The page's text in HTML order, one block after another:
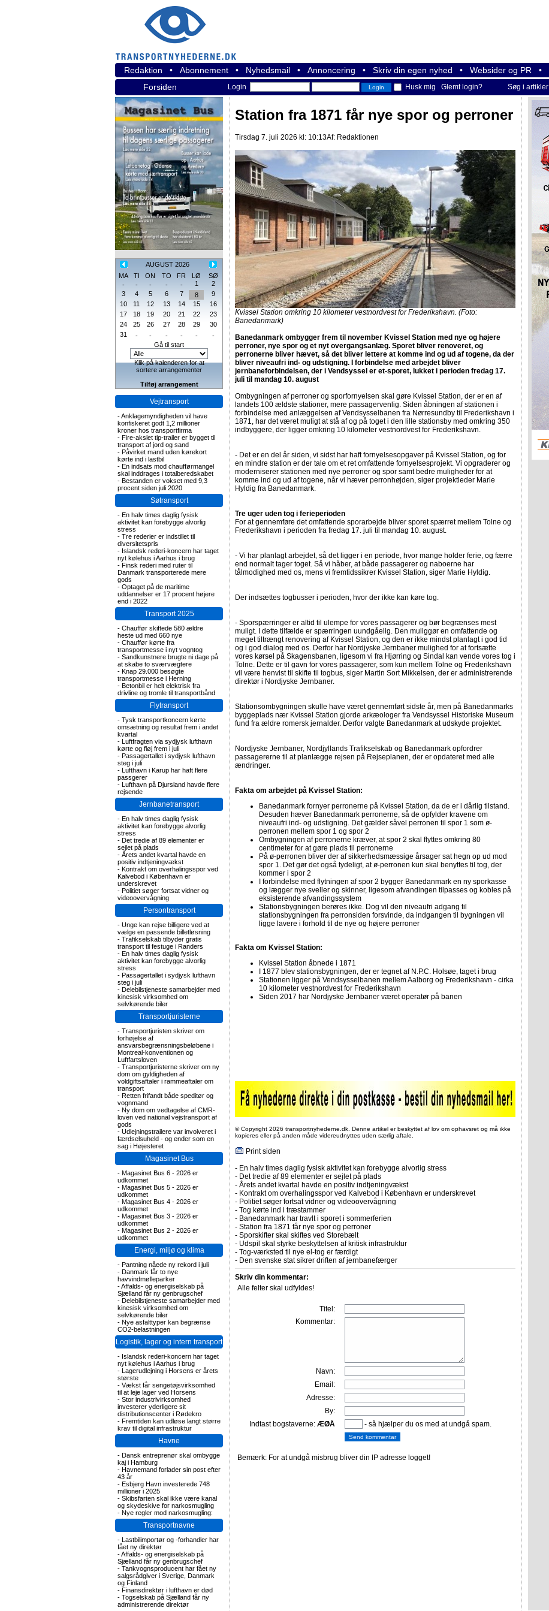
Redaktion • Abonnement • Nyhedsmail • Annoncering • Skriv din egen nyhed • Websider og PR •
Forsiden
Login Husk mig Glemt login? Søg i artikler
AUGUST 2026
MA
TI ON TO FR LØ
SØ
-
- - - - 1
2
3
4 5 6 7 8
9
10
11 12 13 14 15
16
17
18 19 20 21 22
23
24
25 26 27 28 29
30
31
- - - - -
-
Gå til start
Klik på kalenderen for at
sortere arrangementer
Tilføj arrangement
Vejtransport
-Anklagemyndigheden vil have
konfiskeret godt 1,2 millioner
kroner hos transportfirma
- Fire-akslet tip-trailer er bygget til
transport af jord og sand
- Påvirket mand uden kørekort
kørte ind i lastbil
- En indsats mod chaufførmangel
skal inddrages i totalberedskabet
- Bestanden er vokset med 9,3
procent siden juli 2020
Søtransport
- En halv times daglig fysisk
aktivitet kan forebygge alvorlig
stress
- Tre rederier er indstillet til
diversitetspris
- Islandsk rederi-koncern har taget
nyt kølehus i Aarhus i brug
- Finsk rederi med ruter til
Danmark transporterede mere
gods
- Optaget på de maritime
uddannelser er 17 procent højere
end i 2022
Transport 2025
- Chauffør skiftede 580 ældre
heste ud med 660 nye
- Chauffør kørte fra
transportmesse i nyt vogntog
- Sandkunstnere brugte ni dage på
at skabe to sværvægtere
- Knap 29.000 besøgte
transportmesse i Herning
- Betonbil er helt elektrisk fra
drivline og tromle til transportbånd
Flytransport
- Tysk transportkoncern kørte
omsætning og resultat frem i andet
kvartal
- Luftfragten via sydjysk lufthavn
kørte og fløj frem i juli
- Passagertallet i sydjysk lufthavn
steg i juli
- Lufthavn i Karup har haft flere
passgerer
- Lufthavn på Djursland havde flere
rejsende
Jernbanetransport
- En halv times daglig fysisk
aktivitet kan forebygge alvorlig
stress
- Det tredie af 89 elementer er
sejlet på plads
- Årets andet kvartal havde en
positiv indtjeningvækst
- Kontrakt om overhalingsspor ved
Kalvebod i København er
underskrevet
- Politiet søger fortsat vidner og
videoovervågning
Persontransport
- Unge kan rejse billigere ved at
vælge en passende billetløsning
- Trafikselskab tilbyder gratis
transport til festuge i Randers
- En halv times daglig fysisk
aktivitet kan forebygge alvorlig
stress
- Passagertallet i sydjysk lufthavn
steg i juli
- Delebilstjeneste samarbejder med
kinesisk virksomhed om
selvkørende biler
Transportjuristerne
- Transportjuristen skriver om
forhøjelse af
ansvarsbegrænsningsbeløbene i
Montreal-konventionen og
Luftfartsloven
- Transportjuristerne skriver om ny
dom om gyldigheden af
voldgiftsaftaler i rammeaftaler om
transport
- Retten frifandt både speditør og
vognmand
- Ny dom om vedtagelse af CMR-
loven ved national vejstransport af
gods
- Udlejningstrailere var involveret i
færdselsuheld - og ender som en
sag i Højesteret
Magasinet Bus
- Magasinet Bus 6 - 2026 er
udkommet
- Magasinet Bus 5 - 2026 er
udkommet
- Magasinet Bus 4 - 2026 er
udkommet
- Magasinet Bus 3 - 2026 er
udkommet
- Magasinet Bus 2 - 2026 er
udkommet
Energi, miljø og klima
- Pantning nåede ny rekord i juli
- Danmark får to nye
havvindmølleparker
-Affalds- og energiselskab på
Sjælland får ny genbrugschef
- Delebilstjeneste samarbejder med
kinesisk virksomhed om
selvkørende biler
- Nye asfalttyper kan begrænse
CO2-belastningen
Logistik, lager og intern transport
- Islandsk rederi-koncern har taget
nyt kølehus i Aarhus i brug
- Lagerudlejning i Horsens er årets
største
- Vækst får sengetøjsvirksomhed
til at leje lager ved Horsens
- Stor industrivirksomhed
investerer yderligere sit
distributionscenter i Rødekro
- Fremtiden kan udløse langt større
krav til digital infrastruktur
Havne
- Dansk entreprenør skal ombygge
kaj i Hamburg
- Havnemand forlader sin post efter
43 år
- Esbjerg Havn investerede 748
millioner i 2025
- Skibsfarten skal ikke være kanal
og skydeskive for narkosmugling
- Nye regler mod narkosmugling:
Transportnavne
- Lastbilimportør og -forhandler har
fået ny direktør
-Affalds- og energiselskab på
Sjælland får ny genbrugschef
- Tankvognsproducent har fået ny
salgsrådgiver i Sverige, Danmark
og Finland
- Finansdirektør i lufthavn er død
- Togselskab på Sjælland får ny
administrerende direktør
Station fra 1871 får nye spor og perroner
Tirsdag 7. juli 2026 kl: 10:13Af: Redaktionen
Kvissel Station omkring 10 kilometer vestnordvest for Frederikshavn. (Foto:
Banedanmark)
Banedanmark ombygger frem til november Kvissel Station med nye og højere
perroner, nye spor og et nyt overgangsanlæg. Sporet bliver renoveret, og
perronerne bliver hævet, så det bliver lettere at komme ind og ud af togene, da der
bliver niveaufri ind- og udstigning. I forbindelse med arbejdet bliver
jernbaneforbindelsen, der i Vendsyssel er et-sporet, lukket i perioden fredag 17.
juli til mandag 10. august
Ombygningen af perroner og sporfornyelsen skal gøre Kvissel Station, der er en af
landets 100 ældste stationer, mere passagervenlig. Siden åbningen af stationen i
forbindelse med anlæggelsen af Vendsysselbanen fra Nørresundby til Frederikshavn i
1871, har det været muligt at stå af og på toget i den lille stationsby med omkring 350
indbyggere, der ligger omkring 10 kilometer vestnordvest for Frederikshavn.
- Det er en del år siden, vi sidst har haft fornyelsesopgaver på Kvissel Station, og for
en mindre station er der tale om et ret omfattende fornyelsesprojekt. Vi opgraderer og
moderniserer stationen med nye perroner og spor samt bedre muligheder for at
komme ind og ud af togene, når vi hæver perronhøjden, siger projektleder Marie
Hyldig fra Banedanmark.
Tre uger uden tog i ferieperioden
For at gennemføre det omfattende sporarbejde bliver sporet spærret mellem Tolne og
Frederikshavn i perioden fra fredag 17. juli til mandag 10. august.
- Vi har planlagt arbejdet, så det ligger i en periode, hvor mange holder ferie, og færre
end normalt tager toget. Så vi håber, at både passagerer og naboerne har
tålmodighed med os, mens vi fremtidssikrer Kvissel Station, siger Marie Hyldig.
Der indsættes togbusser i perioden, hvor der ikke kan køre tog.
- Sporspærringer er altid til ulempe for vores passagerer og bør begrænses mest
muligt. I dette tilfælde er spærringen uundgåelig. Den muliggør en omfattende og
meget tiltrængt renovering af Kvissel Station, og den er ikke mindst planlagt i god tid
og i god dialog med os. Derfor har Nordjyske Jernbaner mulighed for at fortsætte
vores kørsel på Skagensbanen, ligesom vi fra Hjørring og Sindal kan vende vores tog i
Tolne. Dette er til gavn for vores passagerer, som kun mellem Tolne og Frederikshavn
vil være henvist til skifte til togbus, siger Martin Sort Mikkelsen, der er administrerende
direktør i Nordjyske Jernbaner.
Stationsombygningen skulle have været gennemført sidste år, men på Banedanmarks
byggeplads nær Kvissel Station gjorde arkæologer fra Vendsyssel Historiske Museum
fund fra ældre romersk jernalder. Derfor valgte Banedanmark at udskyde projektet.
Nordjyske Jernbaner, Nordjyllands Trafikselskab og Banedanmark opfordrer
passagererne til at planlægge rejsen på Rejseplanen, der er opdateret med alle
ændringer.
Fakta om arbejdet på Kvissel Station:
Banedanmark fornyer perronerne på Kvissel Station, da de er i dårlig tilstand.
Desuden hæver Banedanmark perronerne, så de opfylder kravene om
niveaufri ind- og udstigning. Det gælder såvel perronen til spor 1 som ø-
perronen mellem spor 1 og spor 2
Ombygningen af perronerne kræver, at spor 2 skal flyttes omkring 80
centimeter for at gøre plads til perronerne
På ø-perronen bliver der af sikkerhedsmæssige årsager sat hegn op ud mod
spor 1. Det gør det også tydeligt, at ø-perronen kun skal benyttes til tog, der
kommer i spor 2
I forbindelse med flytningen af spor 2 bygger Banedanmark en ny sporkasse
og lægger nye sveller og skinner, ligesom afvandingen tilpasses og kobles på
eksisterende afvandingssystem
Stationsbygningen berøres ikke. Dog vil den niveaufri adgang til
stationsbygningen fra perronsiden forsvinde, da indgangen til bygningen vil
ligge lavere i forhold til de nye og højere perroner
Fakta om Kvissel Station:
Kvissel Station åbnede i 1871
I 1877 blev stationsbygningen, der er tegnet af N.P.C. Holsøe, taget i brug
Stationen ligger på Vendsysselbanen mellem Aalborg og Frederikshavn - cirka
10 kilometer vestnordvest for Frederikshavn
Siden 2017 har Nordjyske Jernbaner været operatør på banen
© Copyright 2026 transportnyhederne.dk. Denne artikel er beskyttet af lov om ophavsret og må ikke
kopieres eller på anden måde videreudnyttes uden særlig aftale.
Print siden
- En halv times daglig fysisk aktivitet kan forebygge alvorlig stress
- Det tredie af 89 elementer er sejlet på plads
- Årets andet kvartal havde en positiv indtjeningvækst
- Kontrakt om overhalingsspor ved Kalvebod i København er underskrevet
- Politiet søger fortsat vidner og videoovervågning
- Tog kørte ind i træstammer
- Banedanmark har travlt i sporet i sommerferien
- Station fra 1871 får nye spor og perroner
- Sporskifter skal skiftes ved Storebælt
- Udspil skal styrke beskyttelsen af kritisk infrastruktur
- Tog-værksted til nye el-tog er færdigt
- Den svenske stat sikrer driften af jernbanefærger
Skriv din kommentar:
Alle felter skal udfyldes!
Titel:
Kommentar:
Navn:
Email:
Adresse:
By:
Indtast bogstaverne: ÆØÅ - så hjælper du os med at undgå spam.
Bemærk: For at undgå misbrug bliver din IP adresse logget!